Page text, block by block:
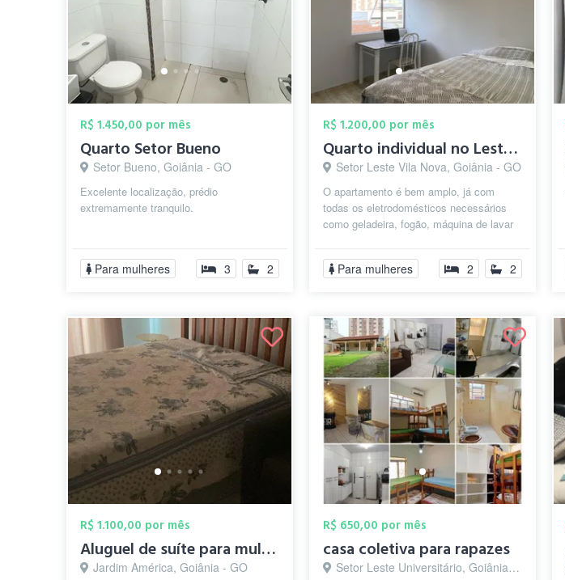
R$ 1.450,00 por mês
Quarto Setor Bueno
Setor Bueno, Goiânia - GO
Excelente localização, prédio
extremamente tranquilo.
Para mulheres 3 2
R$ 1.200,00 por mês
Quarto individual no Leste Vila Nova
Setor Leste Vila Nova, Goiânia - GO
O apartamento é bem amplo, já com
todas os eletrodomésticos necessários
como geladeira, fogão, máquina de lavar
Para mulheres 2 2
R$ 1.100,00 por mês
Aluguel de suíte para mulher
Jardim América, Goiânia - GO
R$ 650,00 por mês
casa coletiva para rapazes
Setor Leste Universitário, Goiânia - GO